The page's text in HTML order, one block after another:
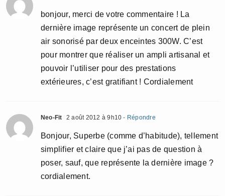
bonjour, merci de votre commentaire ! La
dernière image représente un concert de plein
air sonorisé par deux enceintes 300W. C’est
pour montrer que réaliser un ampli artisanal et
pouvoir l’utiliser pour des prestations
extérieures, c’est gratifiant ! Cordialement
Neo-Fit 2 août 2012 à 9h10 - Répondre
Bonjour, Superbe (comme d’habitude), tellement
simplifier et claire que j’ai pas de question à
poser, sauf, que représente la dernière image ?
cordialement.